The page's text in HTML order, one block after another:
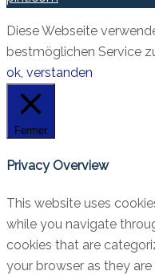
Diese Webseite
bestmöglichen Service
ok, verstanden
Fermer
Privacy Overview
This website uses
while you navigate
cookies that are
your browser as they